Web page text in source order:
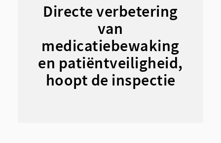
Directe verbetering
van
medicatiebewaking
en patiëntveiligheid,
hoopt de inspectie